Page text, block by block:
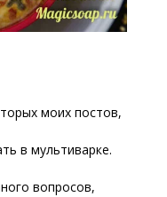
моих постов,
в мультиварке.
вопросов,